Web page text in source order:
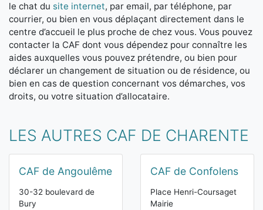
le chat du site internet, par email, par téléphone, par
courrier, ou bien en vous déplaçant directement dans le
centre d’accueil le plus proche de chez vous. Vous pouvez
contacter la CAF dont vous dépendez pour connaître les
aides auxquelles vous pouvez prétendre, ou bien pour
déclarer un changement de situation ou de résidence, ou
bien en cas de question concernant vos démarches, vos
droits, ou votre situation d’allocataire.
LES AUTRES CAF DE CHARENTE
CAF de Angoulême
30-32 boulevard de
Bury
CAF de Confolens
Place Henri-Coursaget
Mairie